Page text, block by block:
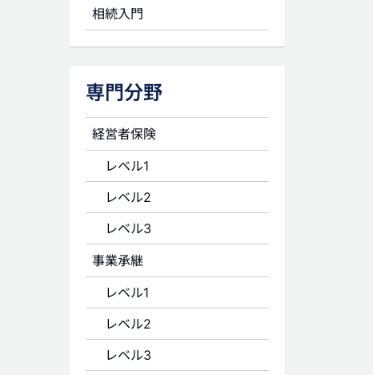
相続入門
専門分野
経営者保険
レベル1
レベル2
レベル3
事業承継
レベル1
レベル2
レベル3